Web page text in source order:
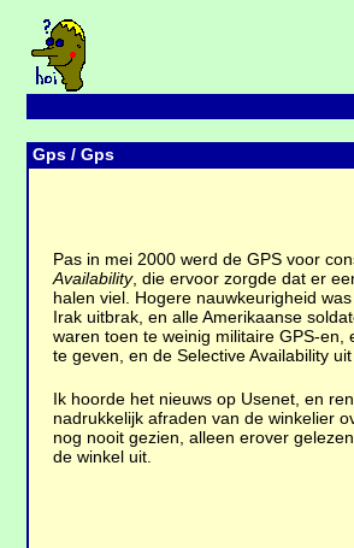
Gps / Gps
Pas in mei 2000 werd de GPS voor
Availability, die ervoor zorgde dat er
halen viel. Hogere nauwkeurigheid
Irak uitbrak, en alle Amerikaanse
waren toen te weinig militaire GPS-
te geven, en de Selective Availability
Ik hoorde het nieuws op Usenet, en
nadrukkelijk afraden van de winkelier
nog nooit gezien, alleen erover
de winkel uit.